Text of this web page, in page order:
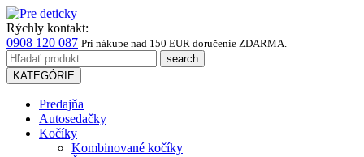
Rýchly kontakt:
0908 120 087 Pri nákupe nad 150 EUR doručenie ZDARMA.
KATEGÓRIE
Predajňa
Autosedačky
Kočíky
Kombinované kočíky